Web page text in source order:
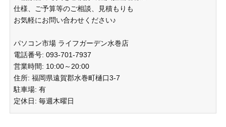
仕様、ご予算等のご相談、見積もりも
お気軽にお問い合わせください♪
パソコン市場 ライフガーデン水巻店
電話番号: 093-701-7937
営業時間: 10:00～20:00
住所: 福岡県遠賀郡水巻町樋口3-7
駐車場: 有
定休日: 毎週木曜日